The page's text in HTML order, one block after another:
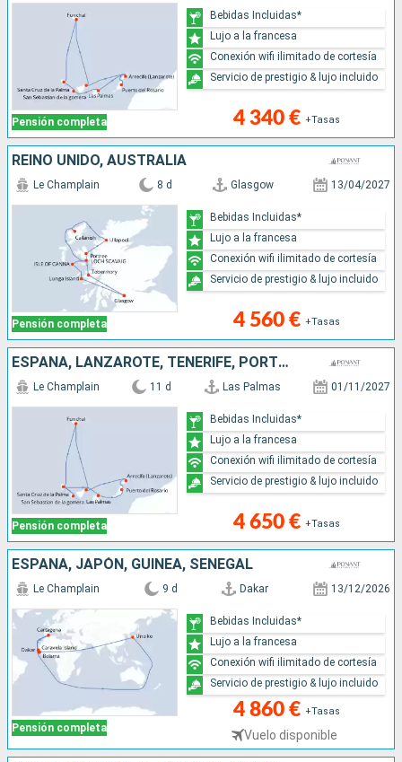
Pensión completa 4 340 € +Tasas
Bebidas Incluidas*
Lujo a la francesa
Conexión wifi ilimitado de cortesía
Servicio de prestigio & lujo incluido
REINO UNIDO, AUSTRALIA
Pensión completa
Le Champlain 8 d Glasgow 13/04/2027
4 560 € +Tasas
Bebidas Incluidas*
Lujo a la francesa
Conexión wifi ilimitado de cortesía
Servicio de prestigio & lujo incluido
ESPAÑA, LANZAROTE, TENERIFE, PORTUGAL, MALLORCA
Pensión completa
Le Champlain 11 d Las Palmas 01/11/2027
4 650 € +Tasas
Bebidas Incluidas*
Lujo a la francesa
Conexión wifi ilimitado de cortesía
Servicio de prestigio & lujo incluido
ESPAÑA, JAPÓN, GUINEA, SENEGAL
Pensión completa
Le Champlain 9 d Dakar 13/12/2026
4 860 € +Tasas
Vuelo disponible
Bebidas Incluidas*
Lujo a la francesa
Conexión wifi ilimitado de cortesía
Servicio de prestigio & lujo incluido